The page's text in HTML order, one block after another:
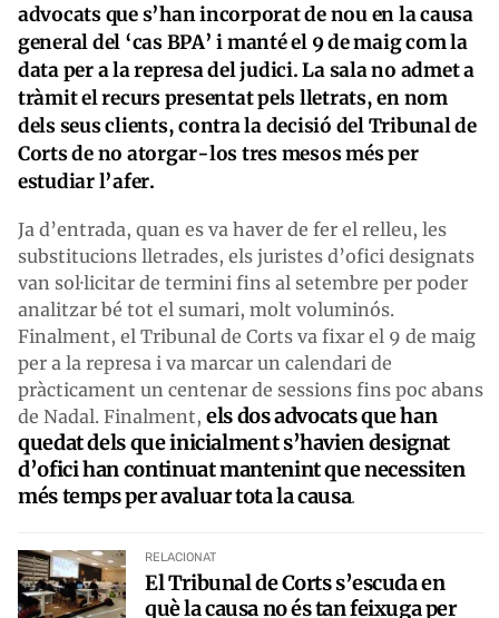
advocats que s’han incorporat de nou en la causa
general del ‘cas BPA’ i manté el 9 de maig com la
data per a la represa del judici. La sala no admet a
tràmit el recurs presentat pels lletrats, en nom
dels seus clients, contra la decisió del Tribunal de
Corts de no atorgar-los tres mesos més per
estudiar l’afer.
Ja d’entrada, quan es va haver de fer el relleu, les
substitucions lletrades, els juristes d’ofici designats
van sol·licitar de termini fins al setembre per poder
analitzar bé tot el sumari, molt voluminós.
Finalment, el Tribunal de Corts va fixar el 9 de maig
per a la represa i va marcar un calendari de
pràcticament un centenar de sessions fins poc abans
de Nadal. Finalment, els dos advocats que han
quedat dels que inicialment s’havien designat
d’ofici han continuat mantenint que necessiten
més temps per avaluar tota la causa.
RELACIONAT
El Tribunal de Corts s’escuda en
què la causa no és tan feixuga per